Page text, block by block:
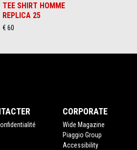
TEE SHIRT HOMME
REPLICA 25
€ 60
CORPORATE
Wide Magazine
Piaggio Group
Accessibility